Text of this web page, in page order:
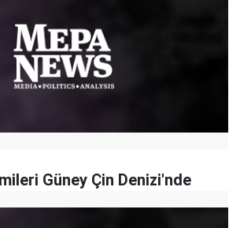
Güney Çin Denizi'nde